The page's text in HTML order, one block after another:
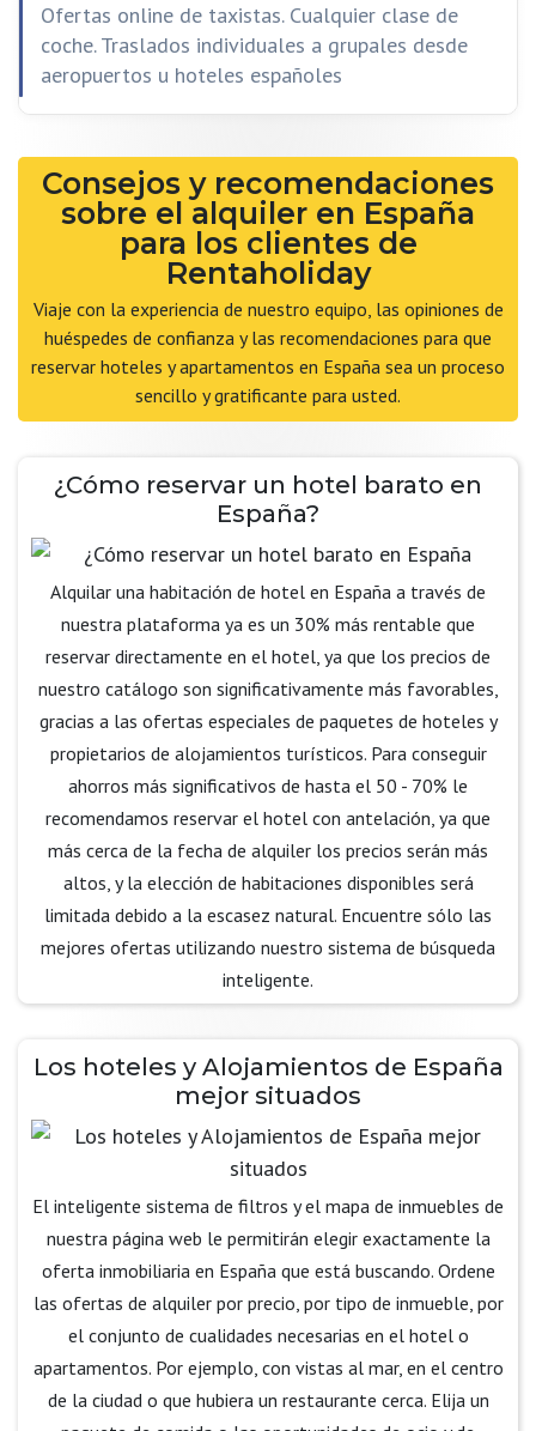
Ofertas online de taxistas. Cualquier clase de
coche. Traslados individuales a grupales desde
aeropuertos u hoteles españoles
Consejos y recomendaciones
sobre el alquiler en España
para los clientes de
Rentaholiday
Viaje con la experiencia de nuestro equipo, las opiniones de
huéspedes de confianza y las recomendaciones para que
reservar hoteles y apartamentos en España sea un proceso
sencillo y gratificante para usted.
¿Cómo reservar un hotel barato en
España?
Alquilar una habitación de hotel en España a través de
nuestra plataforma ya es un 30% más rentable que
reservar directamente en el hotel, ya que los precios de
nuestro catálogo son significativamente más favorables,
gracias a las ofertas especiales de paquetes de hoteles y
propietarios de alojamientos turísticos. Para conseguir
ahorros más significativos de hasta el 50 - 70% le
recomendamos reservar el hotel con antelación, ya que
más cerca de la fecha de alquiler los precios serán más
altos, y la elección de habitaciones disponibles será
limitada debido a la escasez natural. Encuentre sólo las
mejores ofertas utilizando nuestro sistema de búsqueda
inteligente.
Los hoteles y Alojamientos de España
mejor situados
El inteligente sistema de filtros y el mapa de inmuebles de
nuestra página web le permitirán elegir exactamente la
oferta inmobiliaria en España que está buscando. Ordene
las ofertas de alquiler por precio, por tipo de inmueble, por
el conjunto de cualidades necesarias en el hotel o
apartamentos. Por ejemplo, con vistas al mar, en el centro
de la ciudad o que hubiera un restaurante cerca. Elija un